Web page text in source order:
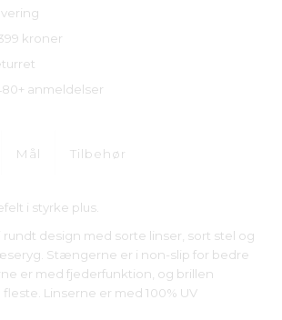
kroner
anmeldelser
Mål Tilbehør
i styrke plus.
rundt design med sorte linser, sort stel og
Stængerne er i non-slip for bedre
er med fjederfunktion, og brillen
Linserne er med 100% UV